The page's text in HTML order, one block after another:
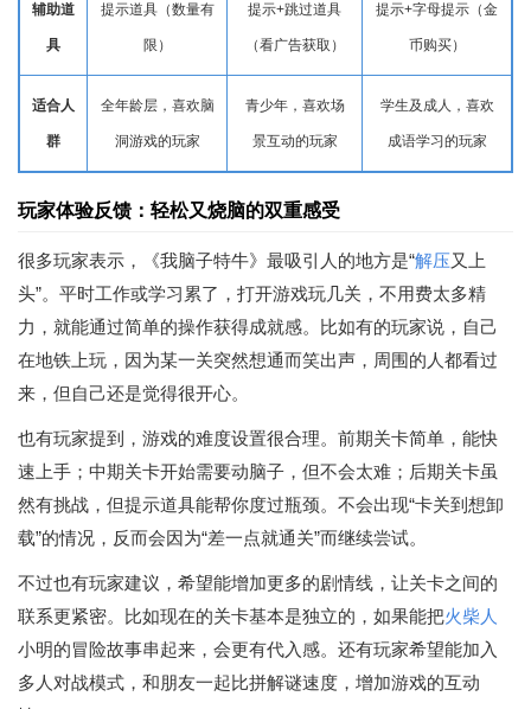
辅助道
具
提示道具（数量有
限）
提示+跳过道具
（看广告获取）
提示+字母提示（金
币购买）
适合人
群
全年龄层，喜欢脑
洞游戏的玩家
青少年，喜欢场
景互动的玩家
学生及成人，喜欢
成语学习的玩家
玩家体验反馈：轻松又烧脑的双重感受
很多玩家表示，《我脑子特牛》最吸引人的地方是“解压又上
头”。平时工作或学习累了，打开游戏玩几关，不用费太多精
力，就能通过简单的操作获得成就感。比如有的玩家说，自己
在地铁上玩，因为某一关突然想通而笑出声，周围的人都看过
来，但自己还是觉得很开心。
也有玩家提到，游戏的难度设置很合理。前期关卡简单，能快
速上手；中期关卡开始需要动脑子，但不会太难；后期关卡虽
然有挑战，但提示道具能帮你度过瓶颈。不会出现“卡关到想卸
载”的情况，反而会因为“差一点就通关”而继续尝试。
不过也有玩家建议，希望能增加更多的剧情线，让关卡之间的
联系更紧密。比如现在的关卡基本是独立的，如果能把火柴人
小明的冒险故事串起来，会更有代入感。还有玩家希望能加入
多人对战模式，和朋友一起比拼解谜速度，增加游戏的互动